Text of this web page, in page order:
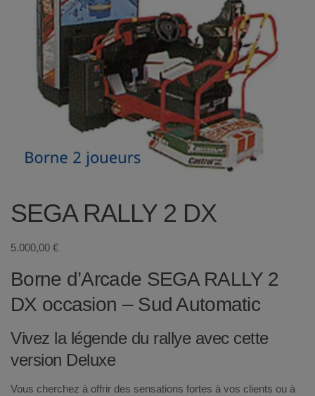
SEGA RALLY 2 DX
5.000,00 €
Borne d’Arcade SEGA RALLY 2
DX occasion – Sud Automatic
Vivez la légende du rallye avec cette
version Deluxe
Vous cherchez à offrir des sensations fortes à vos clients ou à